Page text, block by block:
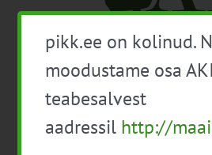
30. okt. 2024 10:00 -
EPKK konverents:
Liivalaia 33
pikk.ee on kolinud.
moodustame osa
teabesalvest
aadressil http://